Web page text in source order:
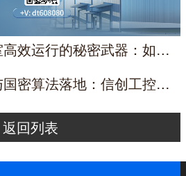
科研实验室高效运行的秘密武器：如何打造卓越的上位机解决方案
等保三级与国密算法落地：信创工控机厂商如何提供软硬一体合规方案？
返回列表